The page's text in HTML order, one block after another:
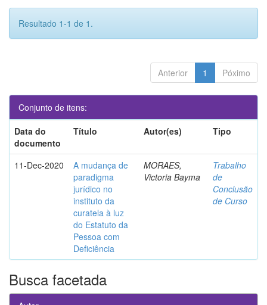
Resultado 1-1 de 1.
Anterior 1 Póximo
Conjunto de itens:
Data do
documento
Título Autor(es) Tipo
11-Dec-2020
A mudança de
paradigma
jurídico no
instituto da
curatela à luz
do Estatuto da
Pessoa com
Deficiência
MORAES,
Victoria Bayma
Trabalho
de
Conclusão
de Curso
Busca facetada